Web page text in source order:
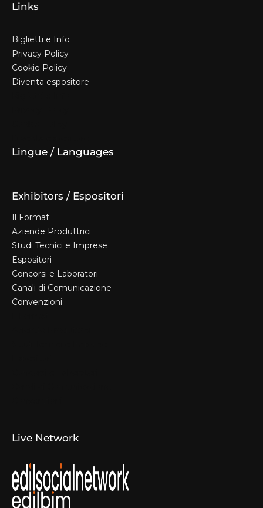
Links
Biglietti e Info
Privacy Policy
Cookie Policy
Diventa espositore
Lingue / Languages
Exhibitors / Espositori
Il Format
Aziende Produttrici
Studi Tecnici e Imprese
Espositori
Concorsi e Laboratori
Canali di Comunicazione
Convenzioni
Live Network